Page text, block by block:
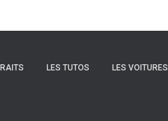
LES TUTOS LES VOITURES